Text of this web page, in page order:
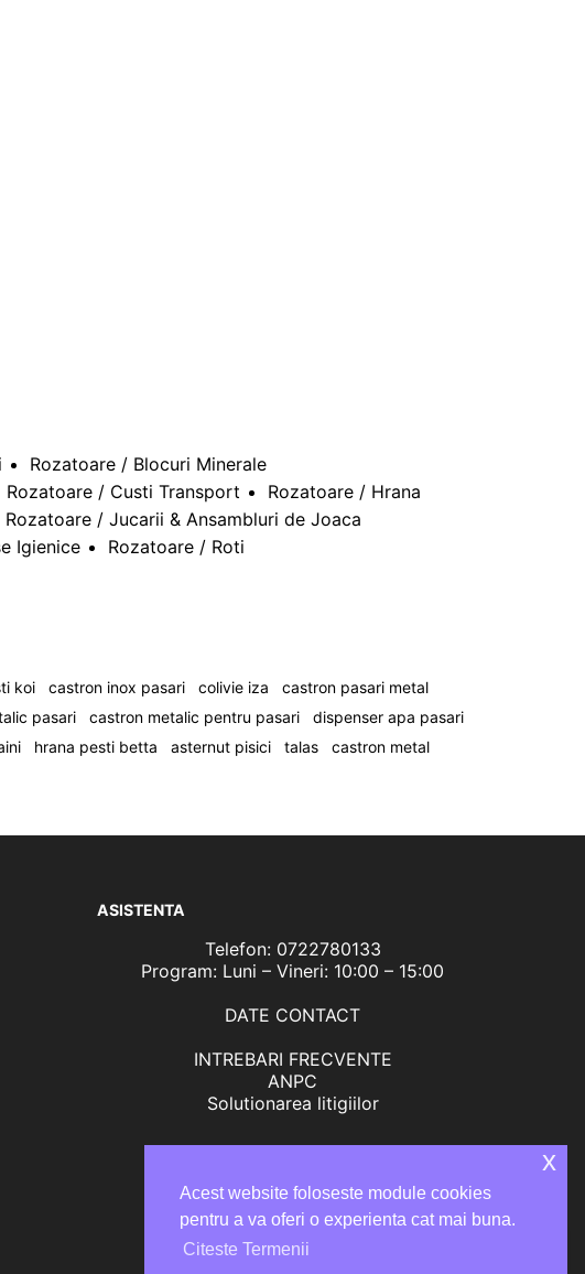
Rozatoare / Blocuri Minerale
Rozatoare / Custi Transport
Rozatoare / Hrana
Rozatoare / Jucarii & Ansambluri de Joaca
Igienice
Rozatoare / Roti
koi castron inox pasari colivie iza
castron pasari metal
pasari castron metalic pentru pasari
dispenser apa pasari
hrana pesti betta asternut pisici talas
castron metal
ASISTENTA
Telefon: 0722780133
Program: Luni – Vineri: 10:00 – 15:00
DATE CONTACT
INTREBARI FRECVENTE
ANPC
Solutionarea litigiilor
Acest website foloseste module cookies
pentru a va oferi o experienta cat mai buna.
Citeste Termenii
x